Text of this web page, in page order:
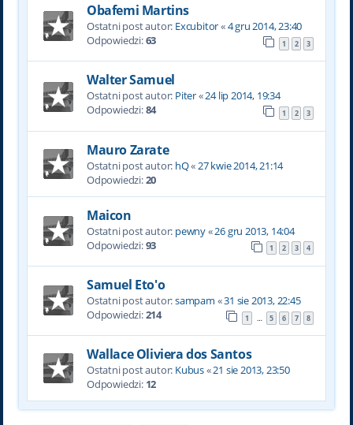
Obafemi Martins
Ostatni post autor: Excubitor«4 gru 2014, 23:40
Odpowiedzi:63 1 2 3
Walter Samuel
Ostatni post autor: Piter«24 lip 2014, 19:34
Odpowiedzi:84 1 2 3
Mauro Zarate
Ostatni post autor: hQ« 27 kwie 2014, 21:14
Odpowiedzi:20
Maicon
Ostatni post autor: pewny«26 gru 2013, 14:04
Odpowiedzi:93 1 2 3 4
Samuel Eto'o
Ostatni post autor:sampam «31 sie 2013, 22:45
Odpowiedzi:214 1 … 5 6 7 8
Wallace Oliviera dos Santos
Ostatni post autor: Kubus«21 sie 2013, 23:50
Odpowiedzi: 12